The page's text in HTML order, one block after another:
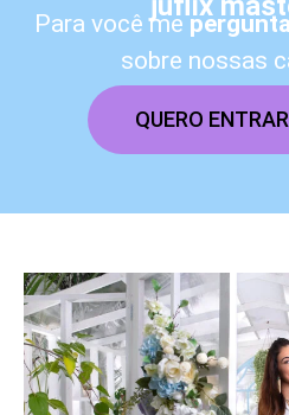
Para você me
sobre nossas
QUERO